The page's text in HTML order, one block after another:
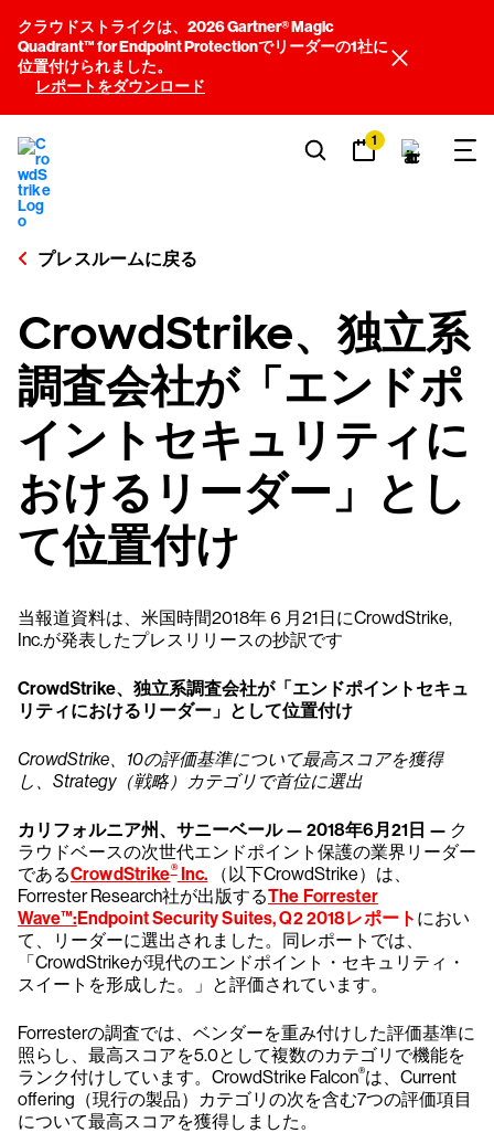
クラウドストライクは、2026 Gartner® Magic
Quadrant™ for Endpoint Protectionでリーダーの1社に
位置付けられました。
レポートをダウンロード
1
プレスルームに戻る
CrowdStrike、独立系
調査会社が「エンドポ
イントセキュリティに
おけるリーダー」とし
て位置付け
当報道資料は、米国時間2018年６月21日にCrowdStrike,
Inc.が発表したプレスリリースの抄訳です
CrowdStrike、独立系調査会社が「エンドポイントセキュ
リティにおけるリーダー」として位置付け
CrowdStrike、10の評価基準について最高スコアを獲得
し、Strategy（戦略）カテゴリで首位に選出
カリフォルニア州、サニーベール — 2018年6月21日 — ク
ラウドベースの次世代エンドポイント保護の業界リーダー
であるCrowdStrike®Inc. （以下CrowdStrike）は、
Forrester Research社が出版するThe Forrester
Wave™:Endpoint Security Suites, Q2 2018レポート におい
て、リーダーに選出されました。同レポートでは、
「CrowdStrikeが現代のエンドポイント・セキュリティ・
スイートを形成した。」と評価されています。
Forresterの調査では、ベンダーを重み付けした評価基準に
照らし、最高スコアを5.0として複数のカテゴリで機能を
ランク付けしています。CrowdStrike Falcon®は、Current
offering（現行の製品）カテゴリの次を含む7つの評価項目
について最高スコアを獲得しました。